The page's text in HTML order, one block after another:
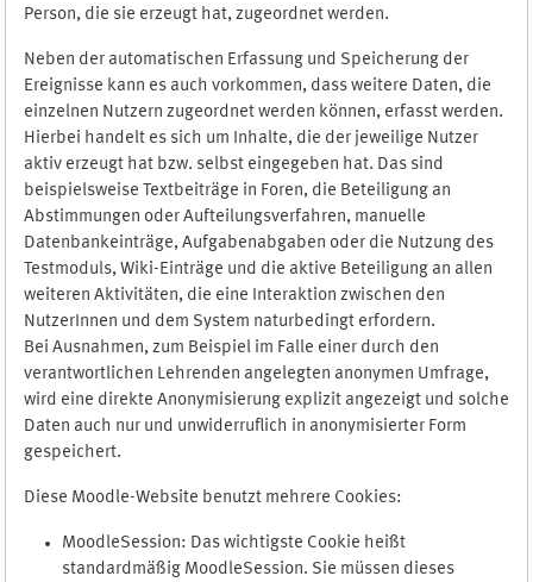
Person, die sie erzeugt hat, zugeordnet werden.
Neben der automatischen Erfassung und Speicherung der
Ereignisse kann es auch vorkommen, dass weitere Daten, die
einzelnen Nutzern zugeordnet werden können, erfasst werden.
Hierbei handelt es sich um Inhalte, die der jeweilige Nutzer
aktiv erzeugt hat bzw. selbst eingegeben hat. Das sind
beispielsweise Textbeiträge in Foren, die Beteiligung an
Abstimmungen oder Aufteilungsverfahren, manuelle
Datenbankeinträge, Aufgabenabgaben oder die Nutzung des
Testmoduls, Wiki-Einträge und die aktive Beteiligung an allen
weiteren Aktivitäten, die eine Interaktion zwischen den
NutzerInnen und dem System naturbedingt erfordern.
Bei Ausnahmen, zum Beispiel im Falle einer durch den
verantwortlichen Lehrenden angelegten anonymen Umfrage,
wird eine direkte Anonymisierung explizit angezeigt und solche
Daten auch nur und unwiderruflich in anonymisierter Form
gespeichert.
Diese Moodle-Website benutzt mehrere Cookies:
MoodleSession: Das wichtigste Cookie heißt
standardmäßig MoodleSession. Sie müssen dieses